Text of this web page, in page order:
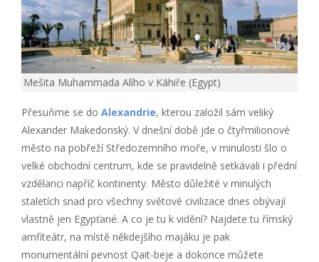
Mešita Muhammada Alího v Káhiře (Egypt)
Přesuňme se do Alexandrie, kterou založil sám veliký
Alexander Makedonský. V dnešní době jde o čtyřmilionové
město na pobřeží Středozemního moře, v minulosti šlo o
velké obchodní centrum, kde se pravidelně setkávali i přední
vzdělanci napříč kontinenty. Město důležité v minulých
staletích snad pro všechny světové civilizace dnes obývají
vlastně jen Egypťané. A co je tu k vidění? Najdete tu římský
amfiteátr, na místě někdejšího majáku je pak
monumentální pevnost Qait-beje a dokonce můžete